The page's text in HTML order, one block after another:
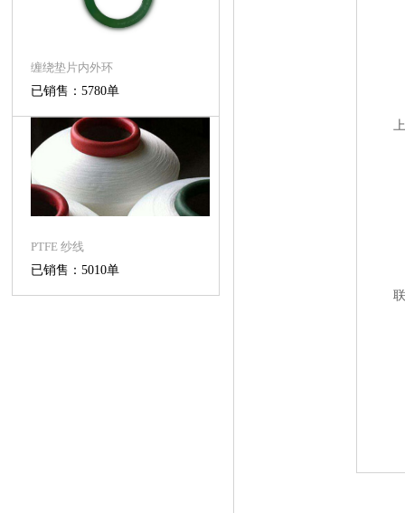
缠绕垫片内外环
已销售：5780单
PTFE 纱线
已销售：5010单